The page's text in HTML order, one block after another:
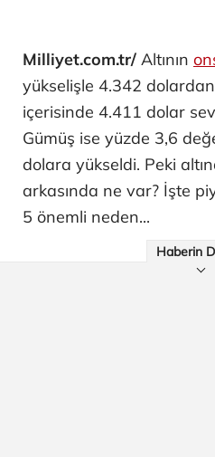
Milliyet.com.tr/ Altının
yükselişle 4.342
içerisinde 4.411 dolar
Gümüş ise yüzde 3,6
dolara yükseldi. Peki
arkasında ne var? İşte
5 önemli neden...
Haberin